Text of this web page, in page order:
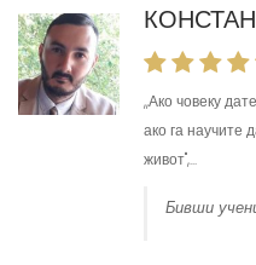
,,Ако човеку
ако га научите
живот'',...
Бивши